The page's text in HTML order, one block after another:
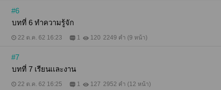
#6
บทที่ 6 ทำความรู้จัก
22 ต.ค. 62 16:23 1 120 2249 คำ (9 หน้า)
#7
บทที่ 7 เรียนเเละงาน
22 ต.ค. 62 16:25 1 127 2952 คำ (12 หน้า)